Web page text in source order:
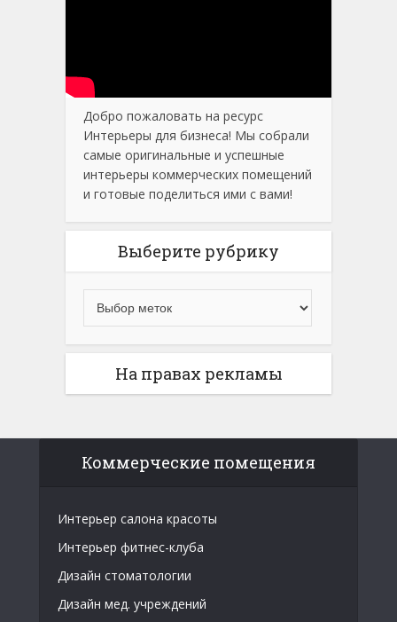
Добро пожаловать на ресурс
Интерьеры для бизнеса! Мы собрали
самые оригинальные и успешные
интерьеры коммерческих помещений
и готовые поделиться ими с вами!
Выберите рубрику
На правах рекламы
Коммерческие помещения
Интерьер салона красоты
Интерьер фитнес-клуба
Дизайн стоматологии
Дизайн мед. учреждений